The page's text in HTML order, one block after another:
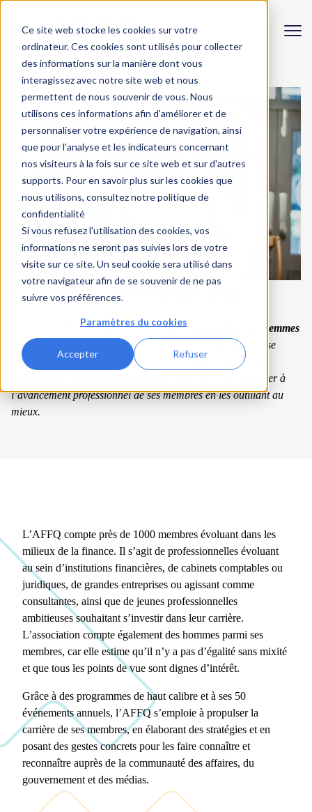
Ce site web stocke les cookies sur votre
ordinateur. Ces cookies sont utilisés pour collecter
des informations sur la manière dont vous
interagissez avec notre site web et nous
permettent de nous souvenir de vous. Nous
utilisons ces informations afin d'améliorer et de
personnaliser votre expérience de navigation, ainsi
que pour l'analyse et les indicateurs concernant
nos visiteurs à la fois sur ce site web et sur d'autres
supports. Pour en savoir plus sur les cookies que
nous utilisons, consultez notre politique de
confidentialité
Si vous refusez l'utilisation des cookies, vos
informations ne seront pas suivies lors de votre
visite sur ce site. Un seul cookie sera utilisé dans
votre navigateur afin de se souvenir de ne pas
suivre vos préférences.
Paramètres du cookies
Accepter Refuser
Ensemble, on va plus loin
Créée en 2002 par Andrée Corriveau, l’
Association des Femmes
en finances du Québec
est la seule organisation québécoise
entièrement dédiée au soutien, à l’accompagnement et au
rayonnement des femmes en finance. Son but ? Se consacrer à
l’avancement professionnel de ses membres en les outillant au
mieux.
L’AFFQ compte près de 1000 membres évoluant dans les
milieux de la finance. Il s’agit de professionnelles évoluant
au sein d’institutions financières, de cabinets comptables ou
juridiques, de grandes entreprises ou agissant comme
consultantes, ainsi que de jeunes professionnelles
ambitieuses souhaitant s’investir dans leur carrière.
L’association compte également des hommes parmi ses
membres, car elle estime qu’il n’y a pas d’égalité sans mixité
et que tous les points de vue sont dignes d’intérêt.
Grâce à des programmes de haut calibre et à ses 50
événements annuels, l’AFFQ s’emploie à propulser la
carrière de ses membres, en élaborant des stratégies et en
posant des gestes concrets pour les faire connaître et
reconnaître auprès de la communauté des affaires, du
gouvernement et des médias.